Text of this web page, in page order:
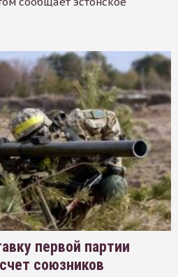
первой партии
союзников